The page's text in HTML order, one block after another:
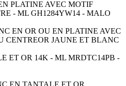
EN OR OU EN PLATINE AVEC
CENTREOR JAUNE ET BLANC
EN TANTALE ET OR